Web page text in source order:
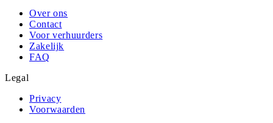
Over ons
Contact
Voor verhuurders
Zakelijk
FAQ
Legal
Privacy
Voorwaarden